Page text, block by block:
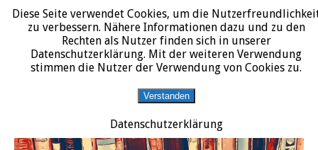
START DATENSCHUTZERKLÄRUNG IMPRESSUM ÜBER JURALIT
JURALIT
Rezensionen juristischer Literatur
Diese Seite verwendet Cookies, um die
zu verbessern. Nähere Informationen dazu und zu den
Rechten als Nutzer finden sich in unserer
Datenschutzerklärung. Mit der weiteren Verwendung
stimmen die Nutzer der Verwendung von Cookies zu.
Verstanden
Datenschutzerklärung